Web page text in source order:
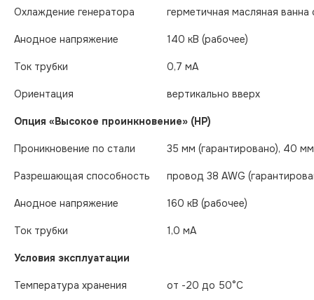
Охлаждение генератора герметичная масляная
Анодное напряжение 140 кВ (рабочее)
Ток трубки 0,7 мА
Ориентация вертикально вверх
Опция «Высокое проинкновение» (HP)
Проникновение по стали 35 мм (гарантировано), 40
Разрешающая способность провод 38 AWG
Анодное напряжение 160 кВ (рабочее)
Ток трубки 1,0 мA
Условия эксплуатации
Температура хранения от -20 до 50°С